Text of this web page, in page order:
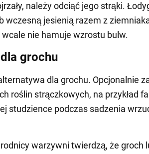
należy odciąć jego strąki.
wczesną jesienią razem z
nie hamuje wzrostu bulw.
grochu
dla grochu. Opcjonalnie
roślin strączkowych, na przykład
studzience podczas sadzenia
warzywni twierdzą, że groch